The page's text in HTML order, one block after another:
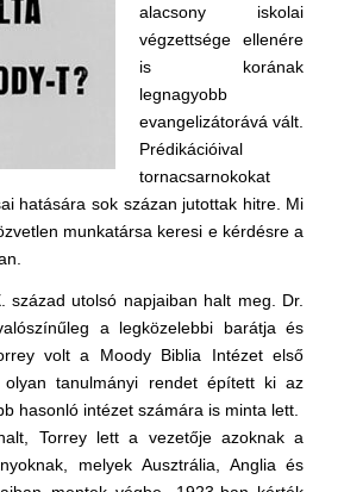
alacsony iskolai
végzettsége ellenére
is korának
legnagyobb
evangelizátorává vált.
Prédikációival
tornacsarnokokat
hatására sok százan jutottak hitre. Mi
munkatársa keresi e kérdésre a
század utolsó napjaiban halt meg. Dr.
a legközelebbi barátja és
volt a Moody Biblia Intézet első
tanulmányi rendet épített ki az
hasonló intézet számára is minta lett.
Torrey lett a vezetője azoknak a
melyek Ausztrália, Anglia és